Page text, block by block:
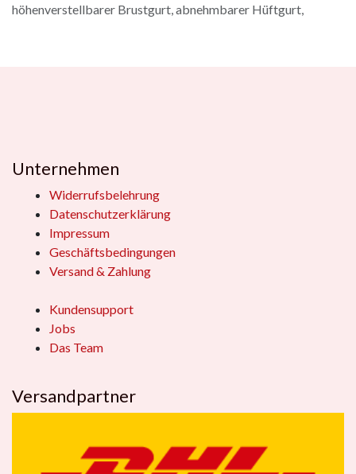
höhenverstellbarer Brustgurt, abnehmbarer Hüftgurt,
Unternehmen
Widerrufsbelehrung
Datenschutzerklärung
Impressum
Geschäftsbedingungen
Versand & Zahlung
Kundensupport
Jobs
Das Team
Versandpartner